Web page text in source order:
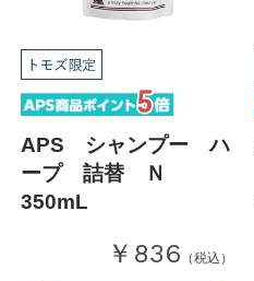
APS シャンプー ハ
ープ 詰替 Ｎ
350mL
￥836 （税込）